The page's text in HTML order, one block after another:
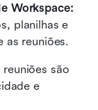
Workspace:
planilhas e
as reuniões.
reuniões são
e